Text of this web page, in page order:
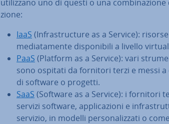
uti­liz­za­no uno di questi o una
zio­ne:
IaaS (In­fra­struc­tu­re as a Service):
me­dia­ta­men­te di­spo­ni­bi­li a livello
PaaS (Platform as a Service): vari
sono ospitati da fornitori terzi e messi
di software o progetti.
SaaS (Software as a Service): i fornitori
servizi software, ap­pli­ca­zio­ni e
servizio, in modelli per­so­na­liz­za­ti o